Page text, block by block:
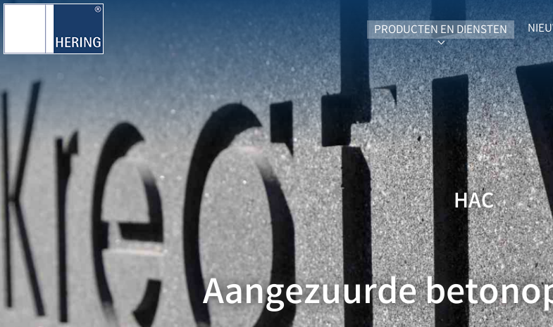
PRODUCTEN EN DIENSTEN
SUBMENU FOR
HAC
Aangezuurde